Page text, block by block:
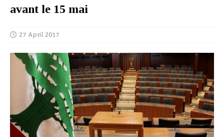
avant le 15 mai
27 April 2017